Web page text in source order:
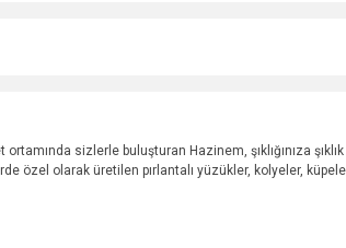
sizlerle buluşturan Hazinem, şıklığınıza
özel olarak üretilen pırlantalı yüzükler, kolyeler,